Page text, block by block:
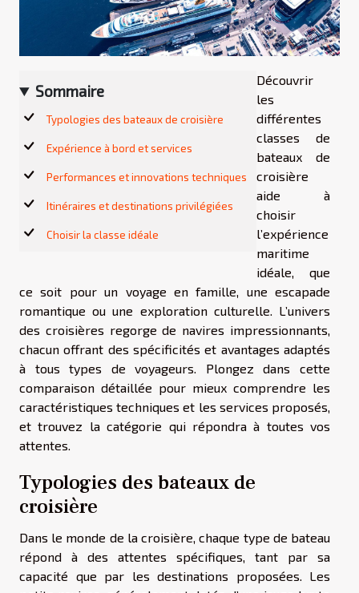
Sommaire
Typologies des bateaux de croisière
Expérience à bord et services
Performances et innovations techniques
Itinéraires et destinations privilégiées
Choisir la classe idéale
Découvrir
les
différentes
classes de
bateaux de
croisière
aide à
choisir
l’expérience
maritime
idéale, que
ce soit pour un voyage en famille, une escapade
romantique ou une exploration culturelle. L’univers
des croisières regorge de navires impressionnants,
chacun offrant des spécificités et avantages adaptés
à tous types de voyageurs. Plongez dans cette
comparaison détaillée pour mieux comprendre les
caractéristiques techniques et les services proposés,
et trouvez la catégorie qui répondra à toutes vos
attentes.
Typologies des bateaux de
croisière
Dans le monde de la croisière, chaque type de bateau
répond à des attentes spécifiques, tant par sa
capacité que par les destinations proposées. Les